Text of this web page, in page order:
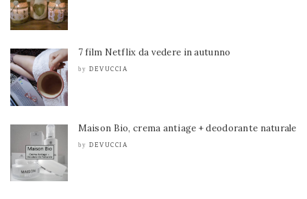
7 film Netflix da vedere in autunno
by DEVUCCIA
Maison Bio, crema antiage + deodorante naturale
by DEVUCCIA